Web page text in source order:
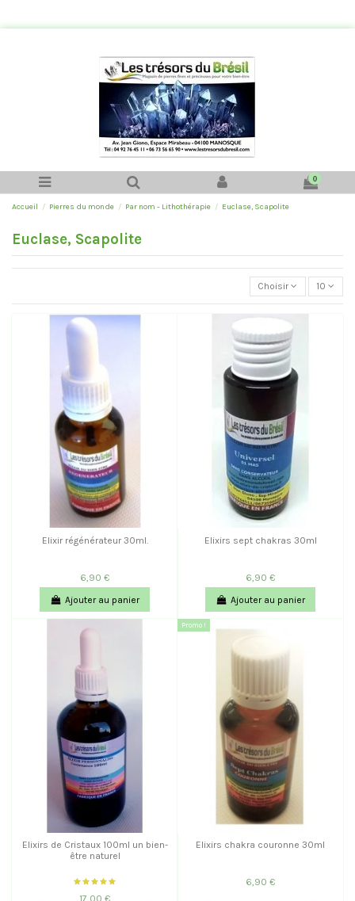
0
Accueil Pierres du monde Par nom - Lithothérapie Euclase, Scapolite
Euclase, Scapolite
Choisir 10
Elixir régénérateur 30ml.
6,90 €
Ajouter au panier
Elixirs sept chakras 30ml
6,90 €
Ajouter au panier
Elixirs de Cristaux 100ml un bien-
être naturel
17,00 €
Promo !
Elixirs chakra couronne 30ml
6,90 €